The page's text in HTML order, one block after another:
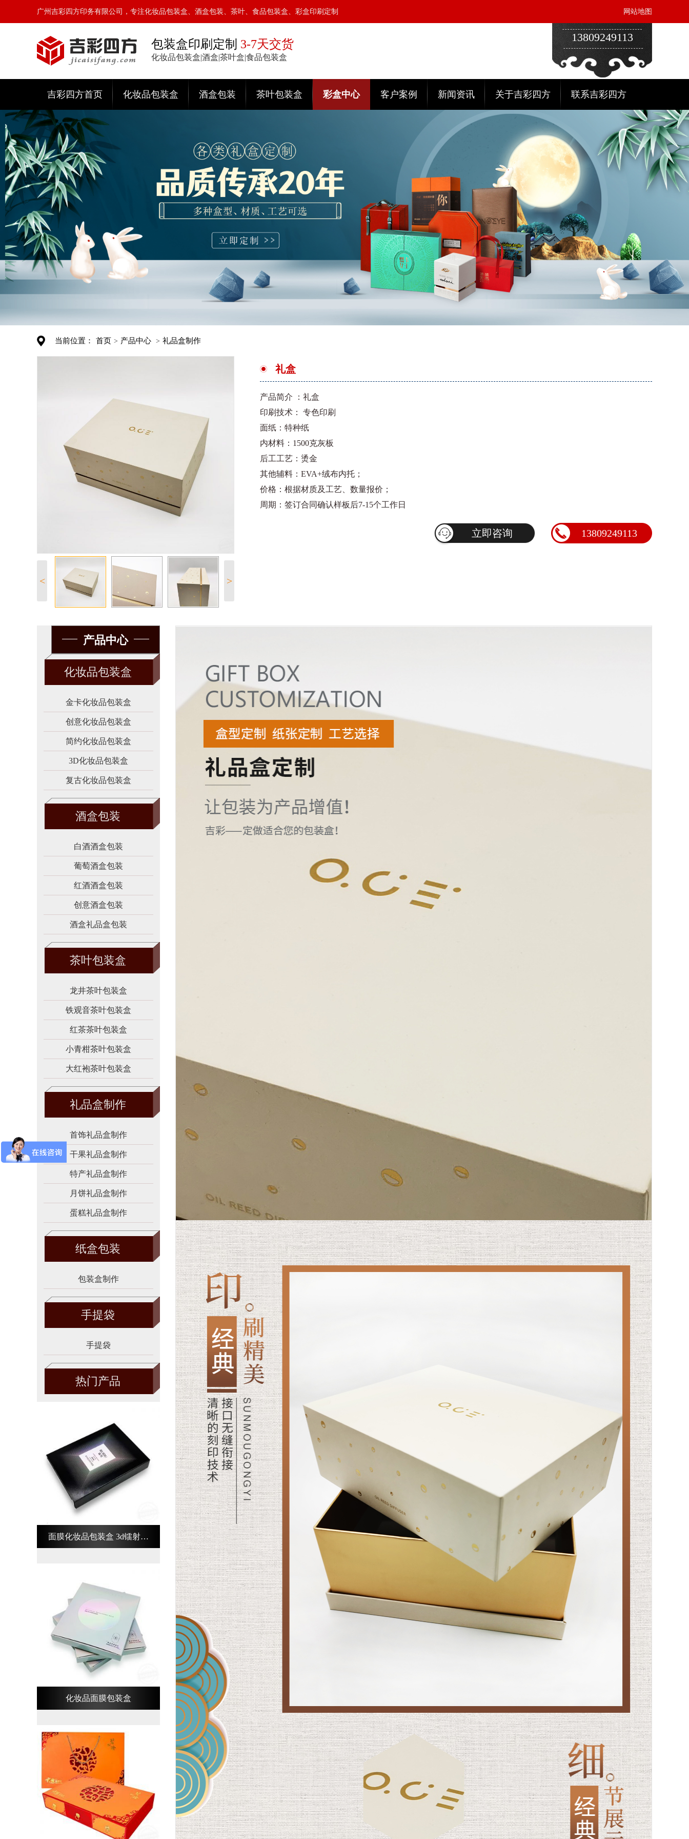
广州吉彩四方印务有限公司，专注化妆品包装盒、酒盒包装、茶叶、食品包装盒、彩盒印刷定制 网站地图
包装盒印刷定制 3-7天交货
化妆品包装盒|酒盒|茶叶盒|食品包装盒
13809249113
吉彩四方首页 化妆品包装盒 酒盒包装 茶叶包装盒 彩盒中心 客户案例 新闻资讯 关于吉彩四方 联系吉彩四方
当前位置： 首页 > 产品中心 > 礼品盒制作
< >
礼盒
产品简介 ：礼盒
印刷技术： 专色印刷
面纸：特种纸
内材料：1500克灰板
后工工艺：烫金
其他辅料：EVA+绒布内托；
价格：根据材质及工艺、数量报价；
周期：签订合同确认样板后7-15个工作日
立即咨询 13809249113
产品中心
化妆品包装盒
金卡化妆品包装盒
创意化妆品包装盒
简约化妆品包装盒
3D化妆品包装盒
复古化妆品包装盒
酒盒包装
白酒酒盒包装
葡萄酒盒包装
红酒酒盒包装
创意酒盒包装
酒盒礼品盒包装
茶叶包装盒
龙井茶叶包装盒
铁观音茶叶包装盒
红茶茶叶包装盒
小青柑茶叶包装盒
大红袍茶叶包装盒
礼品盒制作
首饰礼品盒制作
干果礼品盒制作
特产礼品盒制作
月饼礼品盒制作
蛋糕礼品盒制作
纸盒包装
包装盒制作
手提袋
手提袋
热门产品
面膜化妆品包装盒 3d镭射化
化妆品面膜包装盒